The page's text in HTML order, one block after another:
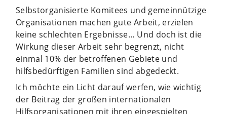
Selbstorganisierte Komitees und gemeinnützige
Organisationen machen gute Arbeit, erzielen
keine schlechten Ergebnisse… Und doch ist die
Wirkung dieser Arbeit sehr begrenzt, nicht
einmal 10% der betroffenen Gebiete und
hilfsbedürftigen Familien sind abgedeckt.
Ich möchte ein Licht darauf werfen, wie wichtig
der Beitrag der großen internationalen
Hilfsorganisationen mit ihren eingespielten